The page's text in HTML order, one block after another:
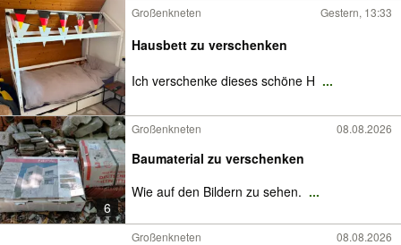
Großenkneten Gestern, 13:33
Hausbett zu verschenken
Ich verschenke dieses schöne H ...
6
Großenkneten 08.08.2026
Baumaterial zu verschenken
Wie auf den Bildern zu sehen. ...
Großenkneten 08.08.2026